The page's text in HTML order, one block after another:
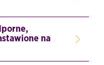
na